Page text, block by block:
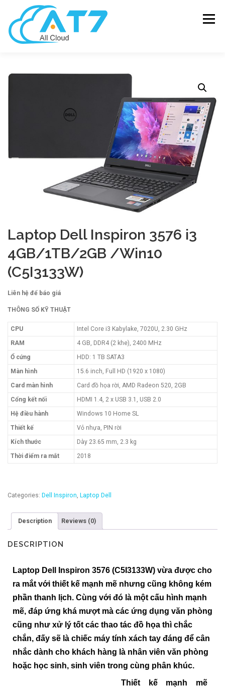
Menu
SOLUTIONS
MANAGEENGINE NEWS – BLOG ABOUT US
Laptop Dell Inspiron 3576 i3
4GB/1TB/2GB /Win10
(C5I3133W)
Liên hệ để báo giá
THÔNG SỐ KỸ THUẬT
CPU
Intel Core i3 Kabylake, 7020U, 2.30 GHz
RAM
4 GB, DDR4 (2 khe), 2400 MHz
Ổ cứng
HDD: 1 TB SATA3
Màn hình
15.6 inch, Full HD (1920 x 1080)
Card màn hình
Card đồ họa rời, AMD Radeon 520, 2GB
Cổng kết nối
HDMI 1.4, 2 x USB 3.1, USB 2.0
Hệ điều hành
Windows 10 Home SL
Thiết kế
Vỏ nhựa, PIN rời
Kích thước
Dày 23.65 mm, 2.3 kg
Thời điểm ra mắt
2018
Categories: Dell Inspiron Laptop Dell
Description Reviews (0)
DESCRIPTION
Laptop Dell Inspiron 3576 (C5I3133W) vừa được cho
ra mắt với thiết kế mạnh mẽ nhưng cũng không kém
phần thanh lịch. Cùng với đó là một cấu hình mạnh
mẽ, đáp ứng khá mượt mà các ứng dụng văn phòng
cũng như xử lý tốt các thao tác đồ họa thì chắc
chắn, đấy sẽ là chiếc máy tính xách tay đáng để cân
nhắc dành cho khách hàng là nhân viên văn phòng
hoặc học sinh, sinh viên trong cùng phân khúc.
Thiết kế mạnh mẽ